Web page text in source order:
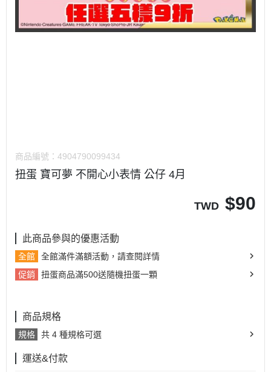
商品編號： 4904790099434
扭蛋 寶可夢 不開心小表情 公仔 4月
TWD $90
此商品參與的優惠活動
全館
全館滿件滿額活動，請查閱詳情
促銷
扭蛋商品滿500送隨機扭蛋一顆
商品規格
規格 共 4 種規格可選
運送&付款